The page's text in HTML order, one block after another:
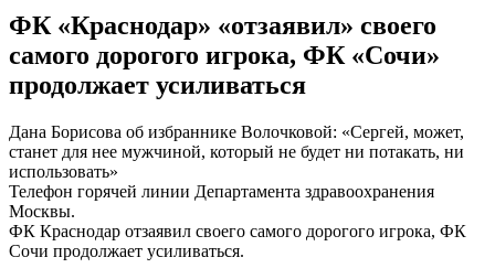
ФК «Краснодар» «отзаявил» своего
самого дорогого игрока, ФК «Сочи»
продолжает усиливаться
Дана Борисова об избраннике Волочковой: «Сергей, может,
станет для нее мужчиной, который не будет ни потакать, ни
использовать»
Телефон горячей линии Департамента здравоохранения
Москвы.
ФК Краснодар отзаявил своего самого дорогого игрока, ФК
Сочи продолжает усиливаться.